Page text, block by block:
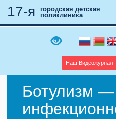
Наш Видеожурнал
17-я
городская детская
поликлиника
Ботулизм —